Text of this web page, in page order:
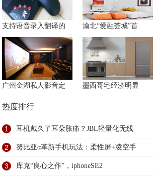
支持语音录入翻译的 渝北“爱融荟城”首
广州金湖私人影音定 墨西哥宅经济明显
热度排行
1 耳机戴久了耳朵胀痛？JBL轻量化无线
2 努比亚α革新手机玩法：柔性屏+凌空手
3 库克“良心之作”，iphoneSE2